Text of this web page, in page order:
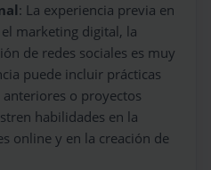
: La experiencia previa en
marketing digital, la
de redes sociales es muy
puede incluir prácticas
o proyectos
habilidades en la
online y en la creación de